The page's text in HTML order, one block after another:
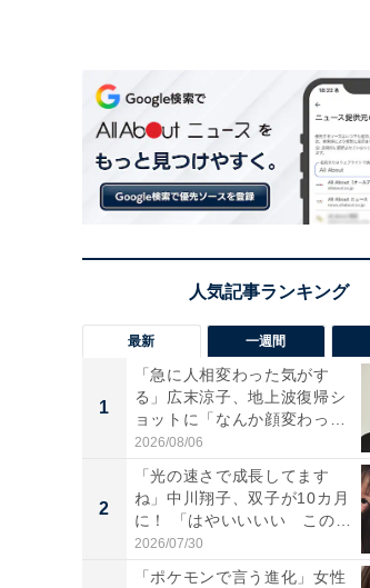
最新 一週間
1
「急に人相変わった気がす
る」広末涼子、地上波復帰シ
ョットに「なんか顔変わっ
た」の...
2026/08/06
2
「光の速さで成長してます
ね」中川翔子、双子が10カ月
に！ 「はやいいいい この
前...
2026/07/30
「ポケモンで言う進化」女性